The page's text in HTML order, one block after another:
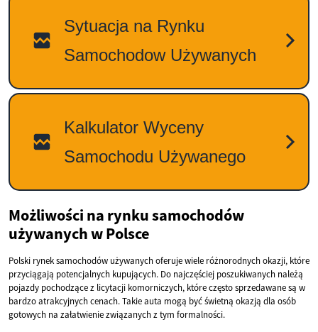
Możliwości na rynku samochodów
używanych w Polsce
Polski rynek samochodów używanych oferuje wiele różnorodnych okazji, które
przyciągają potencjalnych kupujących. Do najczęściej poszukiwanych należą
pojazdy pochodzące z licytacji komorniczych, które często sprzedawane są w
bardzo atrakcyjnych cenach. Takie auta mogą być świetną okazją dla osób
gotowych na załatwienie związanych z tym formalności.